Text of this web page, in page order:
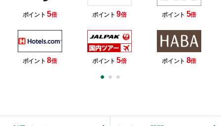
ポイント5倍 ポイント9倍 ポイント 5倍
ポイント8倍 ポイント5倍 ポイント 8倍